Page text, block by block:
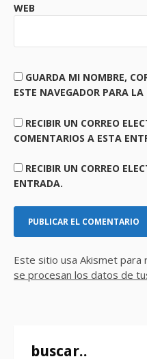
WEB
GUARDA MI NOMBRE,
ESTE NAVEGADOR PARA
RECIBIR UN CORREO
COMENTARIOS A ESTA
RECIBIR UN CORREO
ENTRADA.
Este sitio usa Akismet para
se procesan los datos de
buscar..